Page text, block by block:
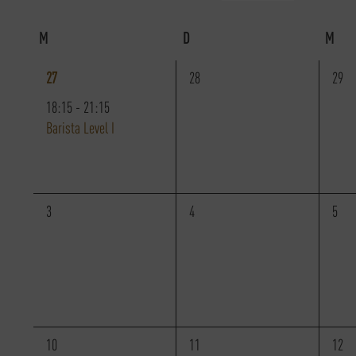
ANSICHTEN,
NAVIGATION
Schlüsselwort.
KALENDER
VON
VERANSTALTUNGEN
M D M
1
VERANSTALTUNG,
27
18:15 - 21:15
Barista Level I
0
28
0
29
0
3
0
4
0
5
010
011
012